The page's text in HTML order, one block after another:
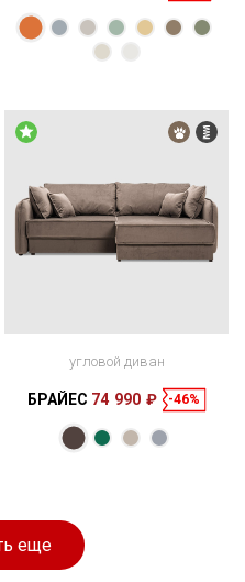
Размеры
Спальное
Размеры
угловой диван
БРАЙЕС 74 990 ₽ -46%
еще